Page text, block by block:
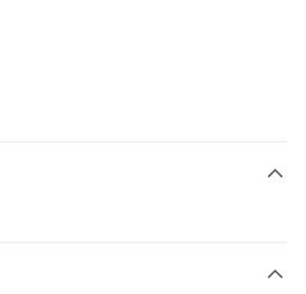
後才付款」的支付方式。 讓您購物簡單